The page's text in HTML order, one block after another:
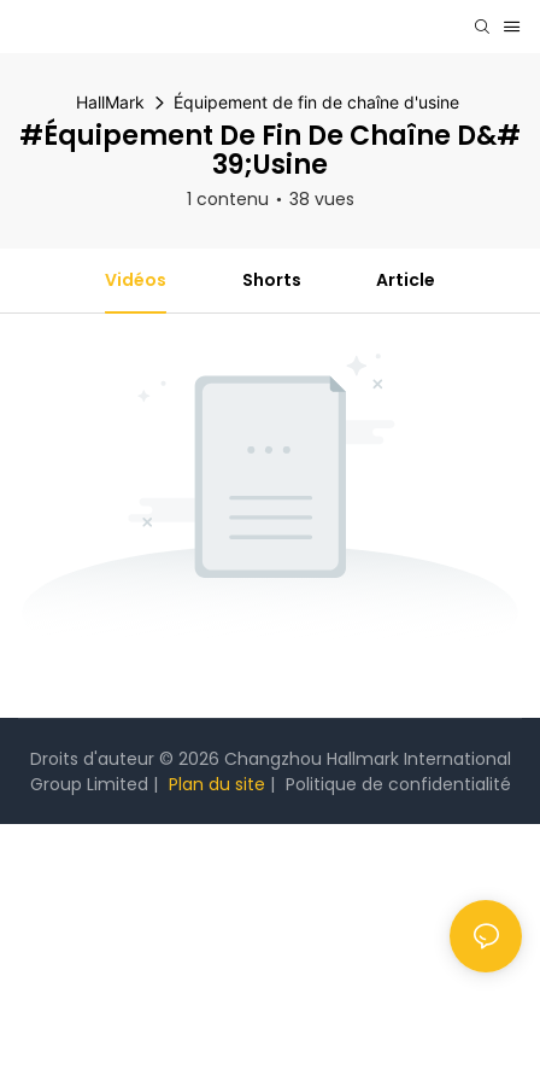
HallMark Équipement de fin de chaîne d'usine
#Équipement De Fin De Chaîne D&#
39;usine
1 contenu 38 vues
Vidéos Shorts Article
Droits d'auteur © 2026 Changzhou Hallmark International
Group Limited | Plan du site | Politique de confidentialité